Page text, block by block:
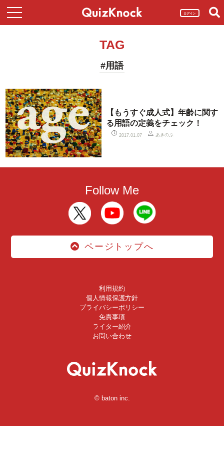
ログイン
TAG
#用語
【もうすぐ成人式】年齢に関す
る用語の定義をチェック！
2017.01.07 あきのぶ
Follow Me
ページトップへ
利用規約
個人情報保護方針
プライバシーポリシー
免責事項
ライター紹介
お問い合わせ
© baton inc.